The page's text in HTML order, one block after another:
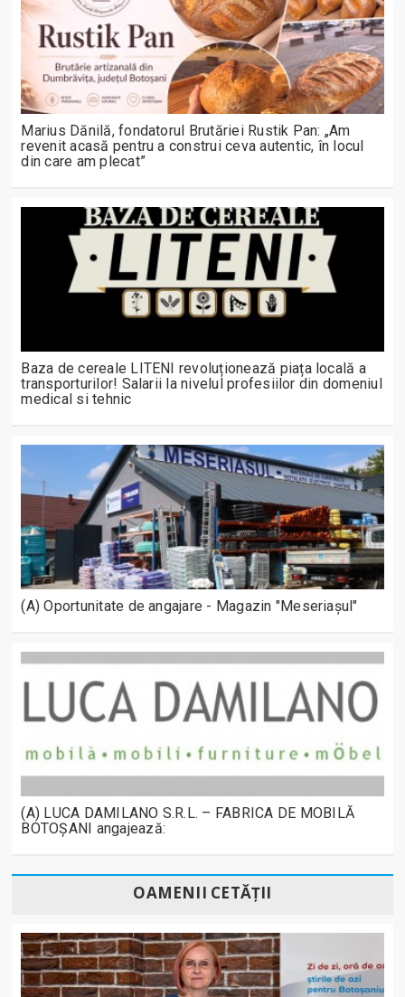
Marius Dănilă, fondatorul Brutăriei Rustik Pan: „Am
revenit acasă pentru a construi ceva autentic, în locul
din care am plecat”
Baza de cereale LITENI revoluționează piața locală a
transporturilor! Salarii la nivelul profesiilor din domeniul
medical si tehnic
(A) Oportunitate de angajare - Magazin "Meseriașul"
(A) LUCA DAMILANO S.R.L. – FABRICA DE MOBILĂ
BOTOȘANI angajează:
OAMENII CETĂȚII